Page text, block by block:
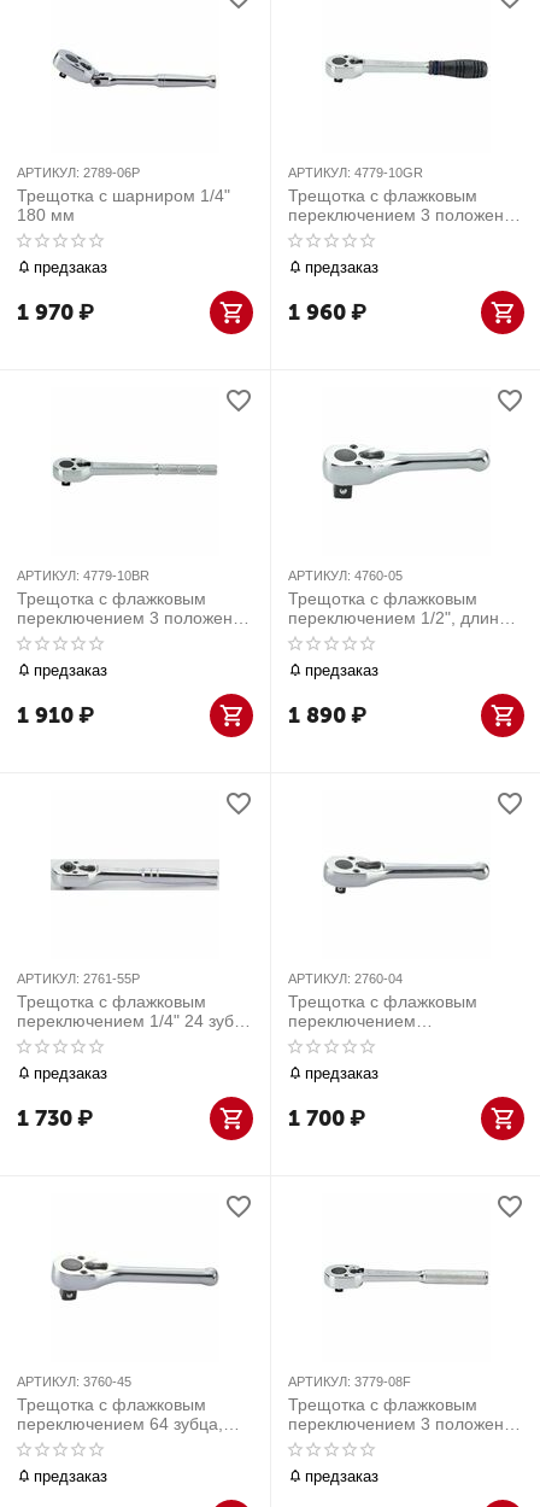
АРТИКУЛ: 2789-06P
Трещотка с шарниром 1/4"
180 мм
предзаказ
1 970₽
АРТИКУЛ: 4779-10GR
Трещотка с флажковым
переключением 3 положения
1/2" 250 мм
предзаказ
1 960₽
АРТИКУЛ: 4779-10BR
Трещотка с флажковым
переключением 3 положения
1/2" 250 мм (для 4121-11GR)
предзаказ
1 910₽
АРТИКУЛ: 4760-05
Трещотка с флажковым
переключением 1/2", длина
125 мм
предзаказ
1 890₽
АРТИКУЛ: 2761-55P
Трещотка с флажковым
переключением 1/4" 24 зубца
140 мм полированная ручка
предзаказ
1 730₽
АРТИКУЛ: 2760-04
Трещотка с флажковым
переключением
укороченная, 32 зубца 1/4"
mini 100 мм
предзаказ
1 700₽
АРТИКУЛ: 3760-45
Трещотка с флажковым
переключением 64 зубца,
3/8" mini 110 мм
предзаказ
АРТИКУЛ: 3779-08F
Трещотка с флажковым
переключением 3 положения
3/8" 200 мм
предзаказ